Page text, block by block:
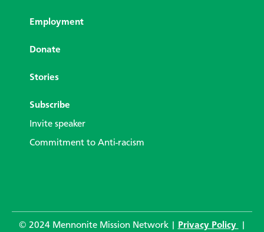
Employment
Donate
Stories
Subscribe
Invite speaker
Commitment to Anti-racism
© 2024 Mennonite Mission Network | Privacy Policy